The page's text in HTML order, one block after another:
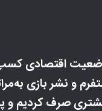
اقتصادی
و نشر بازی
صرف کردیم و